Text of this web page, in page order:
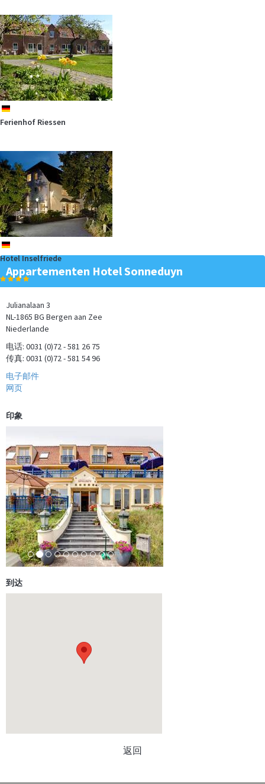
Machen Sie Urlaub im U-Boot bei unserem Ferien am Meer Partner in
Neukamp auf…mehr
Ferien am Meer und Urlaub in den Bergen gleichzeitig? Ist möglich, in
der…mehr
Mögen Sie die roten Nasen? Dann sind Sie bei unserem Ferien am
Schiffsüberführungen sollten…
Hunde lieben die Strände der Lübecker Bucht! Unsere maritimen
Strandhäuser am…mehr
de
Ferienhof Riessen
de
Hotel Inselfriede
Appartementen Hotel Sonneduyn
Julianalaan 3
NL-1865 BG Bergen aan Zee
Niederlande
电话: 0031 (0)72 - 581 26 75
传真: 0031 (0)72 - 581 54 96
电子邮件
网页
印象
到达
返回